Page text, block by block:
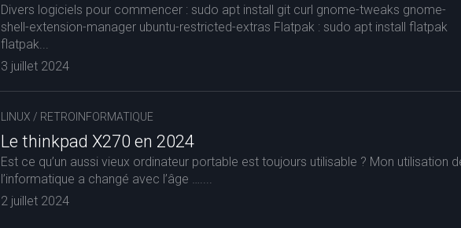
Divers logiciels pour commencer : sudo apt install git curl gnome-tweaks gnome-
shell-extension-manager ubuntu-restricted-extras Flatpak : sudo apt install flatpak
flatpak...
3 juillet 2024
LINUX / RETROINFORMATIQUE
Le thinkpad X270 en 2024
Est ce qu’un aussi vieux ordinateur portable est toujours utilisable ? Mon utilisation
l’informatique a changé avec l’âge …....
2 juillet 2024